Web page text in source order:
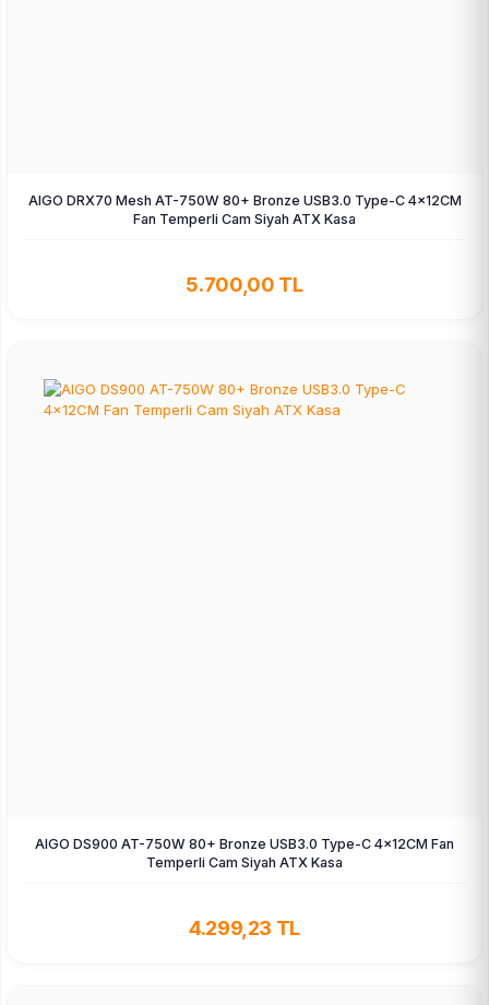
AIGO DRX70 Mesh AT-750W 80+ Bronze USB3.0 Type-C 4×12CM
Fan Temperli Cam Siyah ATX Kasa
5.700,00 TL
AIGO DS900 AT-750W 80+ Bronze USB3.0 Type-C 4×12CM Fan
Temperli Cam Siyah ATX Kasa
4.299,23 TL